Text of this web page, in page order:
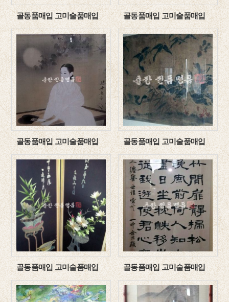
골동품매입 고미술품매입 골동품매입 고미술품매입
골동품매입 고미술품매입 골동품매입 고미술품매입
골동품매입 고미술품매입 골동품매입 고미술품매입